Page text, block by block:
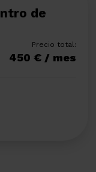
Precio total:
450 € / mes